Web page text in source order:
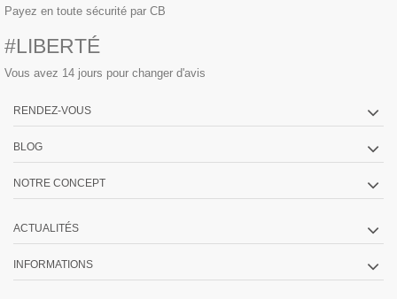
Payez en toute sécurité par CB
#LIBERTÉ
Vous avez 14 jours pour changer d'avis
RENDEZ-VOUS
BLOG
NOTRE CONCEPT
ACTUALITÉS
INFORMATIONS